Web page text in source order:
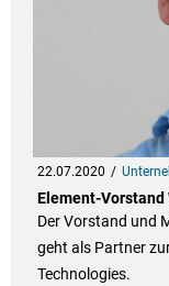
22.07.2020
Element-
Der Vorstand und
geht als Partner
Technologies.